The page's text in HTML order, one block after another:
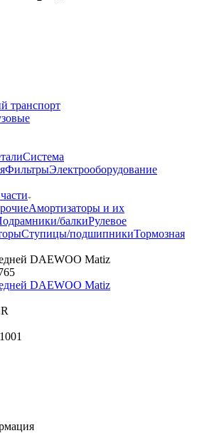
транспорт
Система
ФильтрыЭлектрооборудование
Амортизаторы и их
балкиРулевое
Ступицы/подшипникиТормозная
DAEWOO Matiz